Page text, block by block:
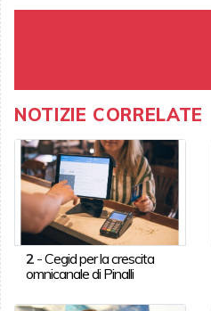
NOTIZIE CORRELATE
2-Cegid per la crescita
omnicanale di Pinalli